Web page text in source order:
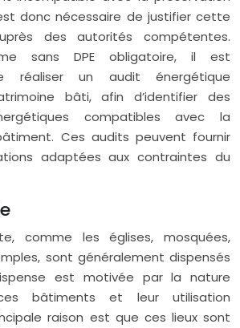
donc nécessaire de justifier cette
des autorités compétentes.
sans DPE obligatoire, il est
réaliser un audit énergétique
bâti, afin d’identifier des
compatibles avec la
Ces audits peuvent fournir
adaptées aux contraintes du
comme les églises, mosquées,
sont généralement dispensés
est motivée par la nature
bâtiments et leur utilisation
raison est que ces lieux sont